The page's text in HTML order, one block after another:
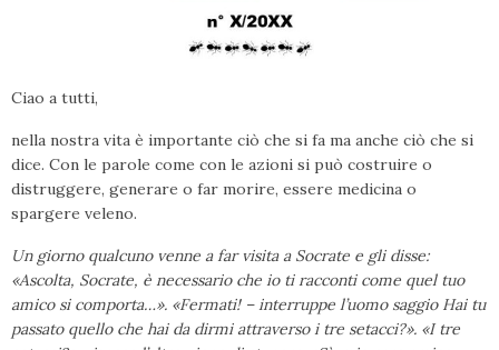
Ciao a tutti,
nella nostra vita è importante ciò che si fa ma anche ciò che si
dice. Con le parole come con le azioni si può costruire o
distruggere, generare o far morire, essere medicina o
spargere veleno.
Un giorno qualcuno venne a far visita a Socrate e gli disse:
«Ascolta, Socrate, è necessario che io ti racconti come quel tuo
amico si comporta…». «Fermati! – interruppe l’uomo saggio Hai tu
passato quello che hai da dirmi attraverso i tre setacci?». «I tre